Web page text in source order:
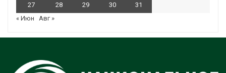
27 28 29 30
31
« Июн
Авг »